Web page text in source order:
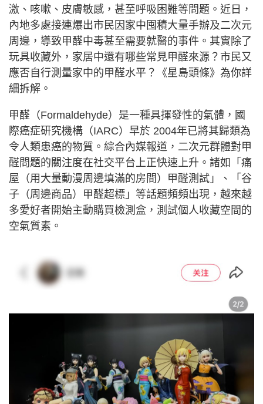
激、咳嗽、皮膚敏感，甚至呼吸困難等問題。近日，
內地多處接連爆出市民因家中囤積大量手辦及二次元
周邊，導致甲醛中毒甚至需要就醫的事件。其實除了
玩具收藏外，家居中還有哪些常見甲醛來源？市民又
應否自行測量家中的甲醛水平？《星島頭條》為你詳
細拆解。
甲醛（Formaldehyde）是一種具揮發性的氣體，國
際癌症研究機構（IARC）早於 2004年已將其歸類為
令人類患癌的物質。綜合內媒報道，二次元群體對甲
醛問題的關注度在社交平台上正快速上升。諸如「痛
屋（用大量動漫周邊填滿的房間）甲醛測試」、「谷
子（周邊商品）甲醛超標」等話題頻頻出現，越來越
多愛好者開始主動購買檢測盒，測試個人收藏空間的
空氣質素。